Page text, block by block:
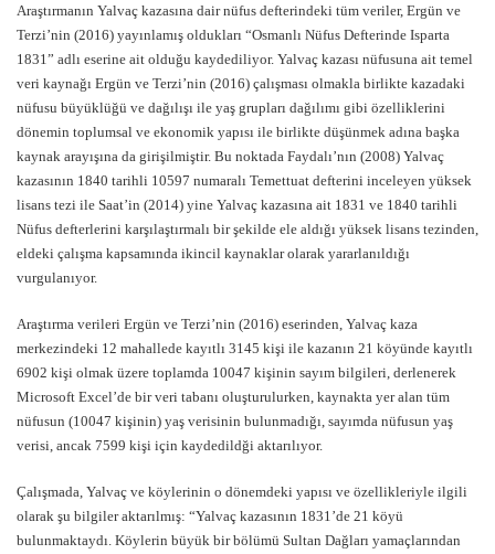
Araştırmanın Yalvaç kazasına dair nüfus defterindeki tüm veriler, Ergün ve
Terzi’nin (2016) yayınlamış oldukları “Osmanlı Nüfus Defterinde Isparta
1831” adlı eserine ait olduğu kaydediliyor. Yalvaç kazası nüfusuna ait temel
veri kaynağı Ergün ve Terzi’nin (2016) çalışması olmakla birlikte kazadaki
nüfusu büyüklüğü ve dağılışı ile yaş grupları dağılımı gibi özelliklerini
dönemin toplumsal ve ekonomik yapısı ile birlikte düşünmek adına başka
kaynak arayışına da girişilmiştir. Bu noktada Faydalı’nın (2008) Yalvaç
kazasının 1840 tarihli 10597 numaralı Temettuat defterini inceleyen yüksek
lisans tezi ile Saat’in (2014) yine Yalvaç kazasına ait 1831 ve 1840 tarihli
Nüfus defterlerini karşılaştırmalı bir şekilde ele aldığı yüksek lisans tezinden,
eldeki çalışma kapsamında ikincil kaynaklar olarak yararlanıldığı
vurgulanıyor.
Araştırma verileri Ergün ve Terzi’nin (2016) eserinden, Yalvaç kaza
merkezindeki 12 mahallede kayıtlı 3145 kişi ile kazanın 21 köyünde kayıtlı
6902 kişi olmak üzere toplamda 10047 kişinin sayım bilgileri, derlenerek
Microsoft Excel’de bir veri tabanı oluşturulurken, kaynakta yer alan tüm
nüfusun (10047 kişinin) yaş verisinin bulunmadığı, sayımda nüfusun yaş
verisi, ancak 7599 kişi için kaydedildği aktarılıyor.
Çalışmada, Yalvaç ve köylerinin o dönemdeki yapısı ve özellikleriyle ilgili
olarak şu bilgiler aktarılmış: “Yalvaç kazasının 1831’de 21 köyü
bulunmaktaydı. Köylerin büyük bir bölümü Sultan Dağları yamaçlarından